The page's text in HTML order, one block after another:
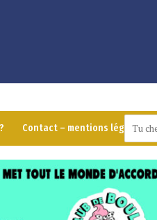
Contact – mentions légales